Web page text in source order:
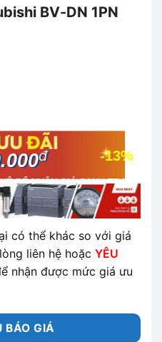
BV-DN 1PN
-13%
đ
ĐỂ NHẬN GIÁ CẠNH TRANH
TRƯỜNG
có thể khác so với giá
liên hệ hoặc YÊU
nhận được mức giá ưu
BÁO GIÁ